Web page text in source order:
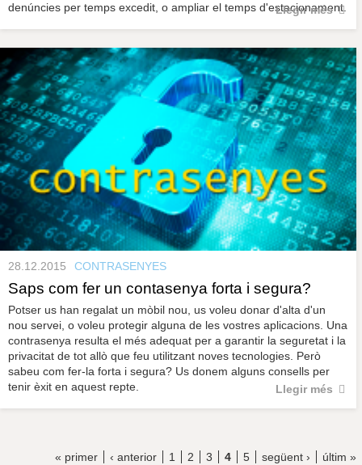
denúncies per temps excedit, o ampliar el temps d'estacionament.
Llegir més
28.12.2015 CONTRASENYES
Saps com fer un contasenya forta i segura?
Potser us han regalat un mòbil nou, us voleu donar d'alta d'un
nou servei, o voleu protegir alguna de les vostres aplicacions. Una
contrasenya resulta el més adequat per a garantir la seguretat i la
privacitat de tot allò que feu utilitzant noves tecnologies. Però
sabeu com fer-la forta i segura? Us donem alguns consells per
tenir èxit en aquest repte.
Llegir més
« primer ‹ anterior 1 2 3 4 5 següent › últim »